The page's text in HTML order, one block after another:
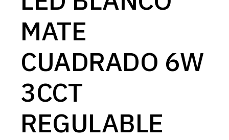
MATE
CUADRADO 6W
3CCT
REGULABLE